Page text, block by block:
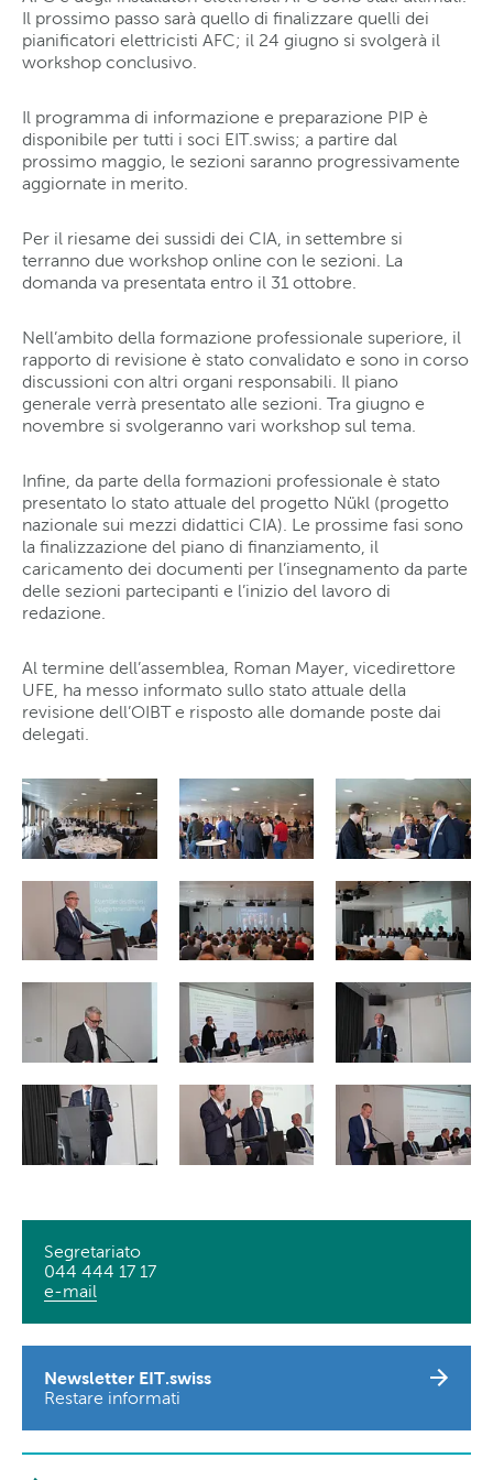
Il prossimo passo sarà quello di finalizzare quelli dei
pianificatori elettricisti AFC; il 24 giugno si svolgerà il
workshop conclusivo.
Il programma di informazione e preparazione PIP è
disponibile per tutti i soci EIT.swiss; a partire dal
prossimo maggio, le sezioni saranno progressivamente
aggiornate in merito.
Per il riesame dei sussidi dei CIA, in settembre si
terranno due workshop online con le sezioni. La
domanda va presentata entro il 31 ottobre.
Nell’ambito della formazione professionale superiore, il
rapporto di revisione è stato convalidato e sono in corso
discussioni con altri organi responsabili. Il piano
generale verrà presentato alle sezioni. Tra giugno e
novembre si svolgeranno vari workshop sul tema.
Infine, da parte della formazioni professionale è stato
presentato lo stato attuale del progetto Nükl (progetto
nazionale sui mezzi didattici CIA). Le prossime fasi sono
la finalizzazione del piano di finanziamento, il
caricamento dei documenti per l’insegnamento da parte
delle sezioni partecipanti e l’inizio del lavoro di
redazione.
Al termine dell’assemblea, Roman Mayer, vicedirettore
UFE, ha messo informato sullo stato attuale della
revisione dell’OIBT e risposto alle domande poste dai
delegati.
Segretariato
044 444 17 17
e-mail
Newsletter EIT.swiss
Restare informati